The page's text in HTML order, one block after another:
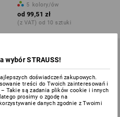
5 kolory/ów
od 99,51 zł
(z VAT) od 10 sztuki
wybór STRAUSS!
doświadczeń zakupowych.
treści do Twoich zainteresowań i
Takie są zadania plików cookie i innych
prosimy o zgodę na
danych zgodnie z Twoimi